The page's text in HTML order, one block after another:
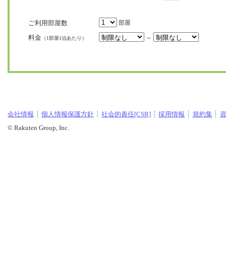
ご利用部屋数 部屋
料金 （1部屋1泊あたり） ～
会社情報 個人情報保護方針 社会的責任[CSR] 採用情報 規約集
© Rakuten Group, Inc.